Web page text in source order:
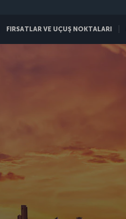
FIRSATLAR VE UÇUŞ NOKTALARI